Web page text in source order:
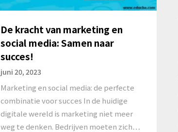
De kracht van marketing en
social media: Samen naar
succes!
juni 20, 2023
Marketing en social media: de perfecte
combinatie voor succes In de huidige
digitale wereld is marketing niet meer
weg te denken. Bedrijven moeten zich…